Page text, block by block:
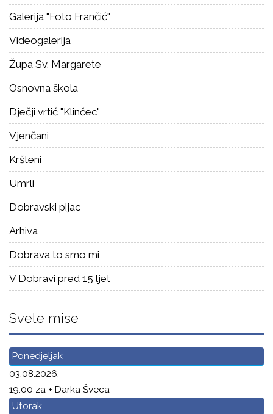
Galerija "Foto Frančić"
Videogalerija
Župa Sv. Margarete
Osnovna škola
Dječji vrtić "Klinčec"
Vjenčani
Kršteni
Umrli
Dobravski pijac
Arhiva
Dobrava to smo mi
V Dobravi pred 15 ljet
Svete mise
Ponedjeljak
03.08.2026.
19.00 za + Darka Šveca
Utorak